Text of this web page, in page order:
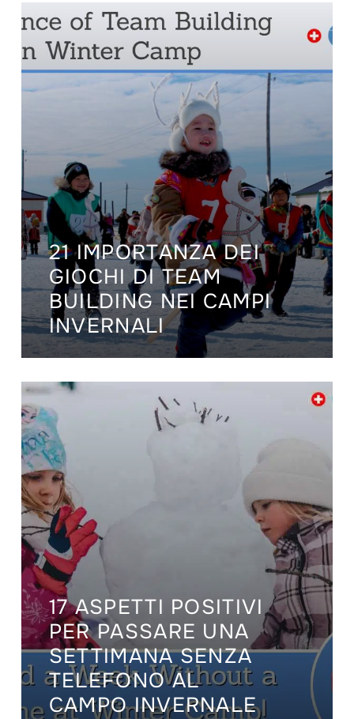
21 IMPORTANZA DEI
GIOCHI DI TEAM
BUILDING NEI CAMPI
INVERNALI
17 ASPETTI POSITIVI
PER PASSARE UNA
SETTIMANA SENZA
TELEFONO AL
CAMPO INVERNALE